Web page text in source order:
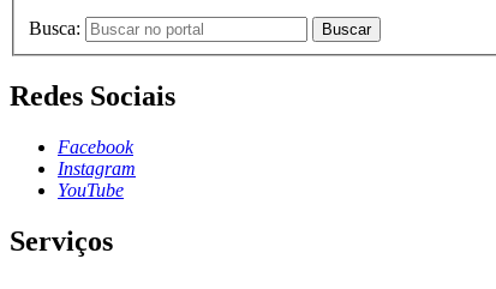
Busca: Buscar
Redes Sociais
Facebook
Instagram
YouTube
Serviços